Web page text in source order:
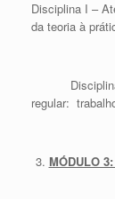
Disciplina I –
da teoria à
regular:
MÓDULO 3: